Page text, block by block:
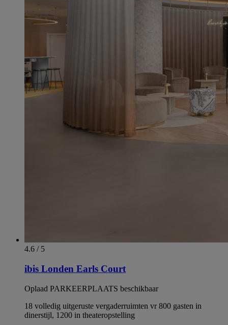
4.6 / 5
ibis Londen Earls Court
Oplaad PARKEERPLAATS beschikbaar
18 volledig uitgeruste vergaderruimten vr 800 gasten in
dinerstijl, 1200 in theateropstelling